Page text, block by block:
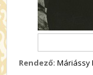
Rendező: Máriássy